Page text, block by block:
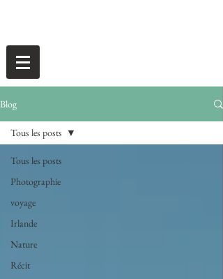
Blog
Tous les posts
Photographie
voyage
Irlande
Nature
Récit
Tous les posts